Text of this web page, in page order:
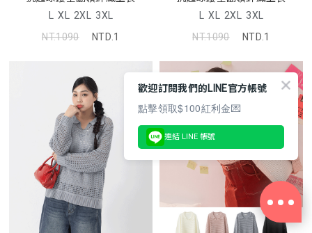
L XL 2XL 3XL
NT.1090
NTD.1
L XL 2XL 3XL
NT.1090
NTD.1
歡迎訂閱我們的LINE官方帳號
點擊領取$100紅利金💌
連結 LINE 帳號